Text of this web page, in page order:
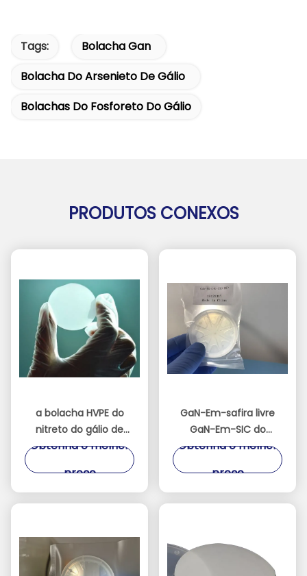
Tags:
Bolacha Gan
Bolacha Do Arsenieto De Gálio
Bolachas Do Fosforeto Do Gálio
PRODUTOS CONEXOS
a bolacha HVPE do
nitreto do gálio de
5x5/10x10 milímetro
industrial
Obtenha o melhor
preço
GaN-Em-safira livre
GaN-Em-SIC do
dispositivo de GaN
posição
Obtenha o melhor
preço